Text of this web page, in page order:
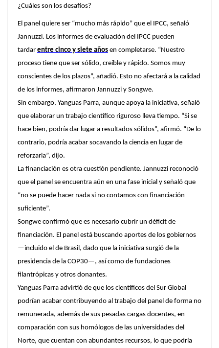
¿Cuáles son los desafíos?
El panel quiere ser “mucho más rápido” que el IPCC, señaló
Jannuzzi. Los informes de evaluación del IPCC pueden
tardar entre cinco y siete años en completarse. “Nuestro
proceso tiene que ser sólido, creíble y rápido. Somos muy
conscientes de los plazos”, añadió. Esto no afectará a la calidad
de los informes, afirmaron Jannuzzi y Songwe.
Sin embargo, Yanguas Parra, aunque apoya la iniciativa, señaló
que elaborar un trabajo científico riguroso lleva tiempo. “Si se
hace bien, podría dar lugar a resultados sólidos”, afirmó. “De lo
contrario, podría acabar socavando la ciencia en lugar de
reforzarla”, dijo.
La financiación es otra cuestión pendiente. Jannuzzi reconoció
que el panel se encuentra aún en una fase inicial y señaló que
“no se puede hacer nada si no contamos con financiación
suficiente”.
Songwe confirmó que es necesario cubrir un déficit de
financiación. El panel está buscando aportes de los gobiernos
—incluido el de Brasil, dado que la iniciativa surgió de la
presidencia de la COP30—, así como de fundaciones
filantrópicas y otros donantes.
Yanguas Parra advirtió de que los científicos del Sur Global
podrían acabar contribuyendo al trabajo del panel de forma no
remunerada, además de sus pesadas cargas docentes, en
comparación con sus homólogos de las universidades del
Norte, que cuentan con abundantes recursos, lo que podría